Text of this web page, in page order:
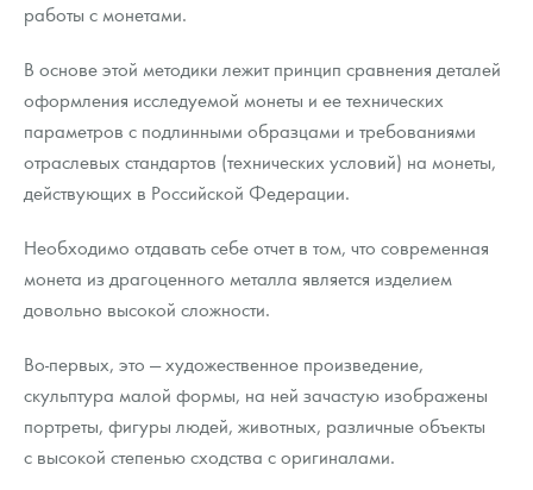
работы с монетами.
В основе этой методики лежит принцип сравнения деталей
оформления исследуемой монеты и ее технических
параметров с подлинными образцами и требованиями
отраслевых стандартов (технических условий) на монеты,
действующих в Российской Федерации.
Необходимо отдавать себе отчет в том, что современная
монета из драгоценного металла является изделием
довольно высокой сложности.
Во-первых, это — художественное произведение,
скульптура малой формы, на ней зачастую изображены
портреты, фигуры людей, животных, различные объекты
с высокой степенью сходства с оригиналами.